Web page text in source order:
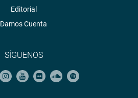
Editorial
Damos Cuenta
SÍGUENOS